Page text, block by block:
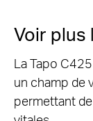
Zone de
Définissez
détection